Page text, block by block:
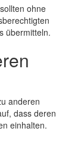
ohne
übermitteln.
anderen
dass deren
einhalten.